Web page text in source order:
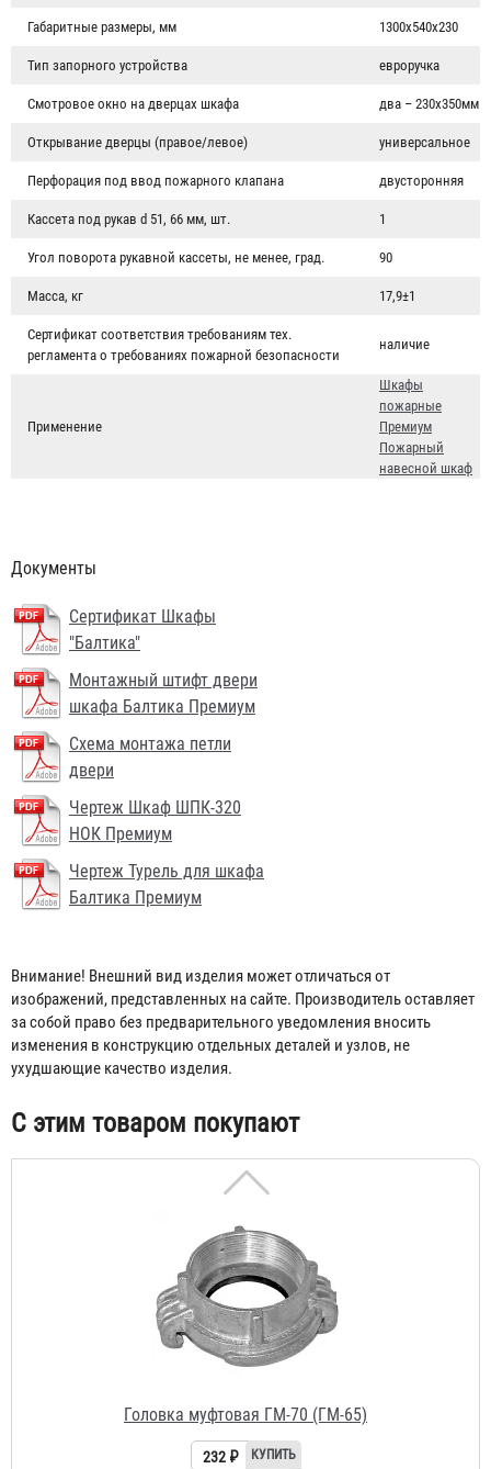
Габаритные размеры, мм 1300х540х230
Тип запорного устройства евроручка
Смотровое окно на дверцах шкафа два – 230х350мм
Открывание дверцы (правое/левое) универсальное
Перфорация под ввод пожарного клапана двусторонняя
Кассета под рукав d 51, 66 мм, шт. 1
Угол поворота рукавной кассеты, не менее, град. 90
Масса, кг 17,9±1
Сертификат соответствия требованиям тех.
регламента о требованиях пожарной безопасности
наличие
Применение
Шкафы
пожарные
Премиум
Пожарный
навесной шкаф
Документы
Сертификат Шкафы
"Балтика"
Монтажный штифт двери
шкафа Балтика Премиум
Схема монтажа петли
двери
Чертеж Шкаф ШПК-320
НОК Премиум
Чертеж Турель для шкафа
Балтика Премиум
Внимание! Внешний вид изделия может отличаться от
изображений, представленных на сайте. Производитель оставляет
за собой право без предварительного уведомления вносить
изменения в конструкцию отдельных деталей и узлов, не
ухудшающие качество изделия.
С этим товаром покупают
Головка муфтовая ГМ-50
Головка муфтовая ГМ-70 (ГМ-65)
Кран КПЛ 50-1